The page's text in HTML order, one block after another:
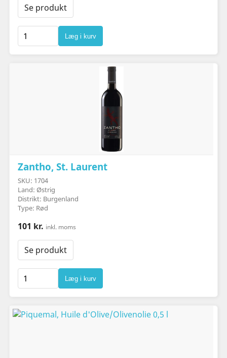
Se produkt
Læg i kurv
Zantho, St. Laurent
SKU: 1704
Land: Østrig
Distrikt: Burgenland
Type: Rød
101 kr. inkl. moms
Se produkt
Læg i kurv